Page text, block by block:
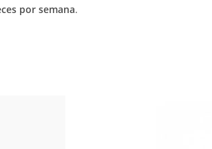
por semana.